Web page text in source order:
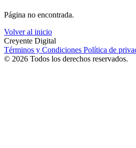
Página no encontrada.
Volver al inicio
Creyente Digital
Términos y Condiciones Política de
© 2026 Todos los derechos reservados.